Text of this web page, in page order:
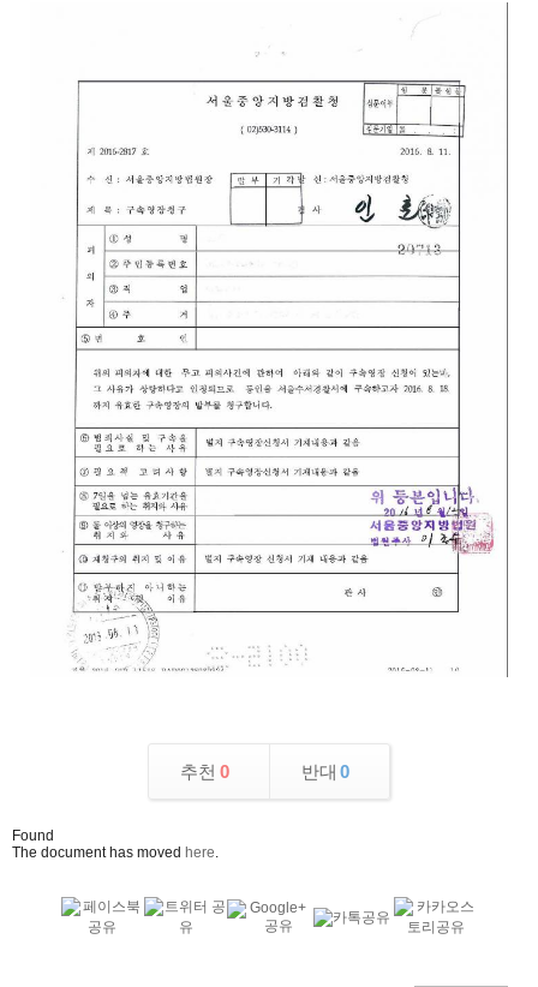
추천 0 반대 0
Found
The document has moved here.